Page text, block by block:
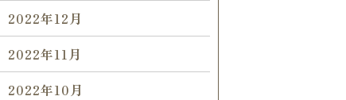
2022年12月
2022年11月
2022年10月